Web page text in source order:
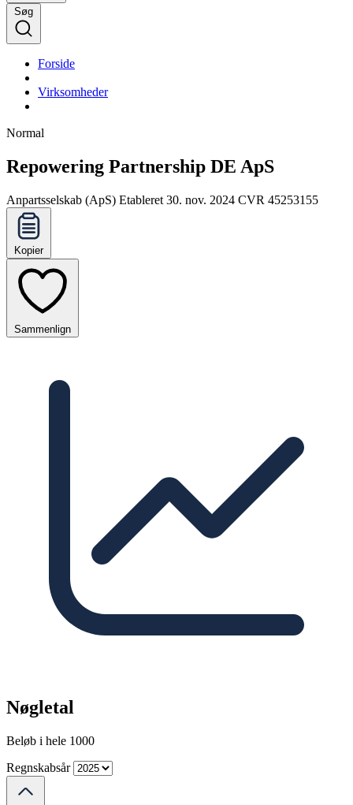
Søg
Forside
Virksomheder
Normal
Repowering Partnership DE ApS
Anpartsselskab (ApS) Etableret 30. nov. 2024 CVR 45253155
Kopier
Sammenlign
Nøgletal
Beløb i hele 1000
Regnskabsår